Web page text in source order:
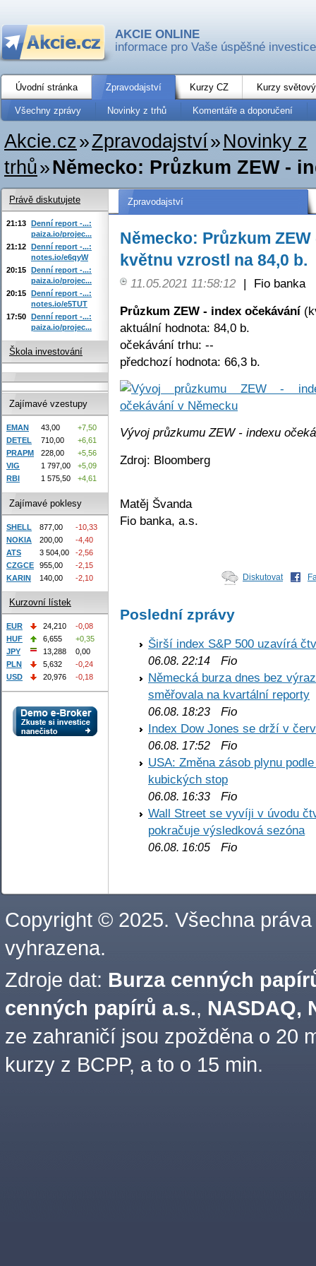
AKCIE ONLINE
informace pro Vaše úspěšné investice
Úvodní stránka Zpravodajství Kurzy CZ Kurzy
Všechny zprávy Novinky z trhů Komentáře a doporučení
Akcie.cz»Zpravodajství» Novinky z
trhů»Německo: Průzkum ZEW -
Zpravodajství
Německo: Průzkum
květnu vzrostl na 84,0 b.
11.05.2021 11:58:12 |
Fio banka
Průzkum ZEW - index očekávání
aktuální hodnota: 84,0 b.
očekávání trhu: --
předchozí hodnota: 66,3 b.
Vývoj průzkumu ZEW - indexu
Zdroj: Bloomberg
Matěj Švanda
Fio banka, a.s.
Diskutovat
Poslední zprávy
Širší index S&P 500 uzavírá
06.08. 22:14 Fio
Německá burza dnes bez
směřovala na kvartální reporty
06.08. 18:23 Fio
Index Dow Jones se drží v
06.08. 17:52 Fio
USA: Změna zásob plynu
kubických stop
06.08. 16:33 Fio
Wall Street se vyvíji v úvodu
pokračuje výsledková sezóna
06.08. 16:05 Fio
Právě diskutujete
21:13 Denní report -...:
paiza.io/projec...
21:12 Denní report -...:
notes.io/e6qyW
20:15 Denní report -...:
paiza.io/projec...
20:15 Denní report -...:
notes.io/e5TUT
17:50 Denní report -...:
paiza.io/projec...
Škola investování
Zajímavé vzestupy
EMAN 43,00
+7,50
DETEL
710,00
+6,61
PRAPM
228,00
+5,56
VIG
1 797,00
+5,09
RBI
1 575,50 +4,61
Zajímavé poklesy
SHELL 877,00
-10,33
NOKIA
200,00
-4,40
ATS
3 504,00
-2,56
CZGCE
955,00
-2,15
KARIN
140,00 -2,10
Kurzovní lístek
EUR 24,210
-0,08
HUF
6,655
+0,35
JPY
13,288
0,00
PLN
5,632
-0,24
USD
20,976 -0,18
Copyright © 2025. Všechna práva
vyhrazena.
Zdroje dat: Burza cenných
cenných papírů a.s., NASDAQ,
ze zahraničí jsou zpožděna o 20
kurzy z BCPP, a to o 15 min.